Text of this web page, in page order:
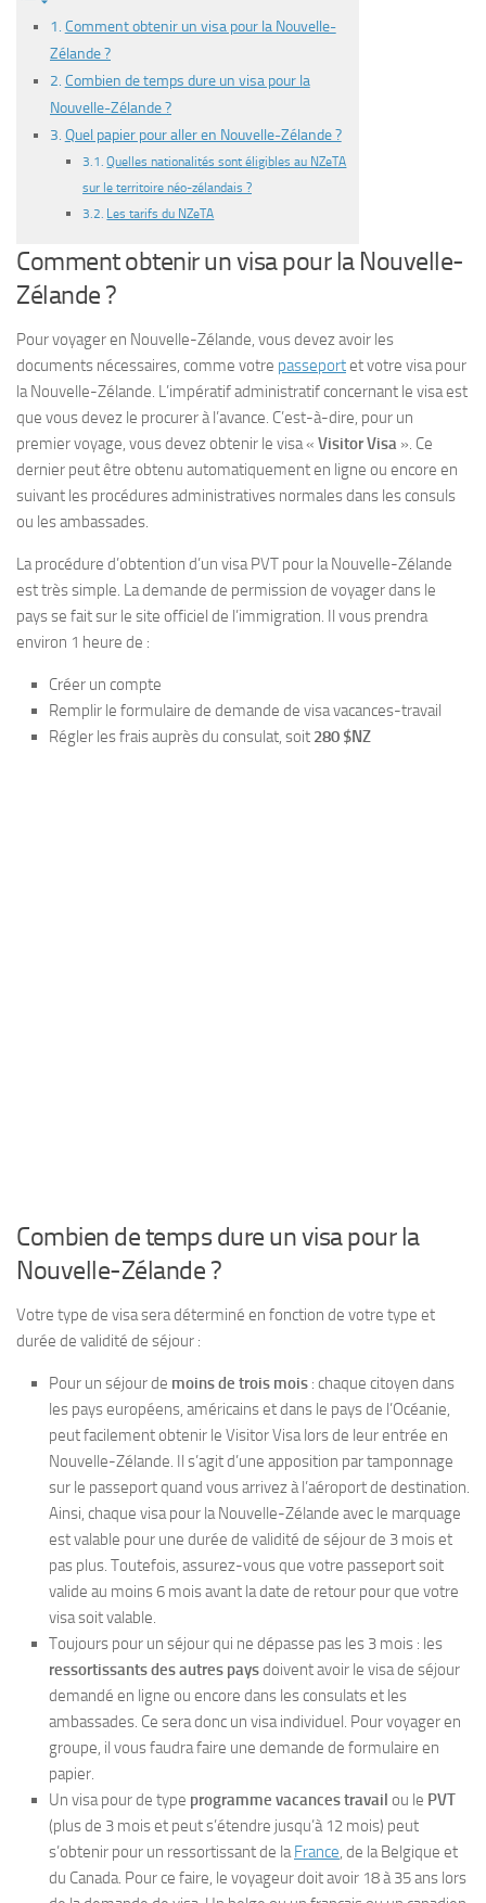
Comment obtenir un visa pour la Nouvelle-
Zélande ?
Combien de temps dure un visa pour la
Nouvelle-Zélande ?
Quel papier pour aller en Nouvelle-Zélande ?
Quelles nationalités sont éligibles au NZeTA
sur le territoire néo-zélandais ?
Les tarifs du NZeTA
Comment obtenir un visa pour la Nouvelle-
Zélande ?
Pour voyager en Nouvelle-Zélande, vous devez avoir les
documents nécessaires, comme votre passeportet votre visa pour
la Nouvelle-Zélande. L’impératif administratif concernant le visa est
que vous devez le procurer à l’avance. C’est-à-dire, pour un
premier voyage, vous devez obtenir le visa « Visitor Visa ». Ce
dernier peut être obtenu automatiquement en ligne ou encore en
suivant les procédures administratives normales dans les consuls
ou les ambassades.
La procédure d’obtention d’un visa PVT pour la Nouvelle-Zélande
est très simple. La demande de permission de voyager dans le
pays se fait sur le site officiel de l’immigration. Il vous prendra
environ 1 heure de :
Créer un compte
Remplir le formulaire de demande de visa vacances-travail
Régler les frais auprès du consulat, soit 280 $NZ
Combien de temps dure un visa pour la
Nouvelle-Zélande ?
Votre type de visa sera déterminé en fonction de votre type et
durée de validité de séjour :
Pour un séjour de moins de trois mois : chaque citoyen dans
les pays européens, américains et dans le pays de l’Océanie,
peut facilement obtenir le Visitor Visa lors de leur entrée en
Nouvelle-Zélande. Il s’agit d’une apposition par tamponnage
sur le passeport quand vous arrivez à l’aéroport de destination.
Ainsi, chaque visa pour la Nouvelle-Zélande avec le marquage
est valable pour une durée de validité de séjour de 3 mois et
pas plus. Toutefois, assurez-vous que votre passeport soit
valide au moins 6 mois avant la date de retour pour que votre
visa soit valable.
Toujours pour un séjour qui ne dépasse pas les 3 mois : les
ressortissants des autres paysdoivent avoir le visa de séjour
demandé en ligne ou encore dans les consulats et les
ambassades. Ce sera donc un visa individuel. Pour voyager en
groupe, il vous faudra faire une demande de formulaire en
papier.
Un visa pour de type programme vacances travail ou le PVT
(plus de 3 mois et peut s’étendre jusqu’à 12 mois) peut
s’obtenir pour un ressortissant de laFrance, de la Belgique et
du Canada. Pour ce faire, le voyageur doit avoir 18 à 35 ans lors